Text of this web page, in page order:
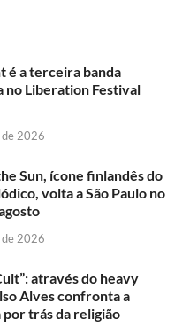
é a terceira banda
no Liberation Festival
2026
Sun, ícone finlandês do
volta a São Paulo no
2026
através do heavy
Alves confronta a
trás da religião